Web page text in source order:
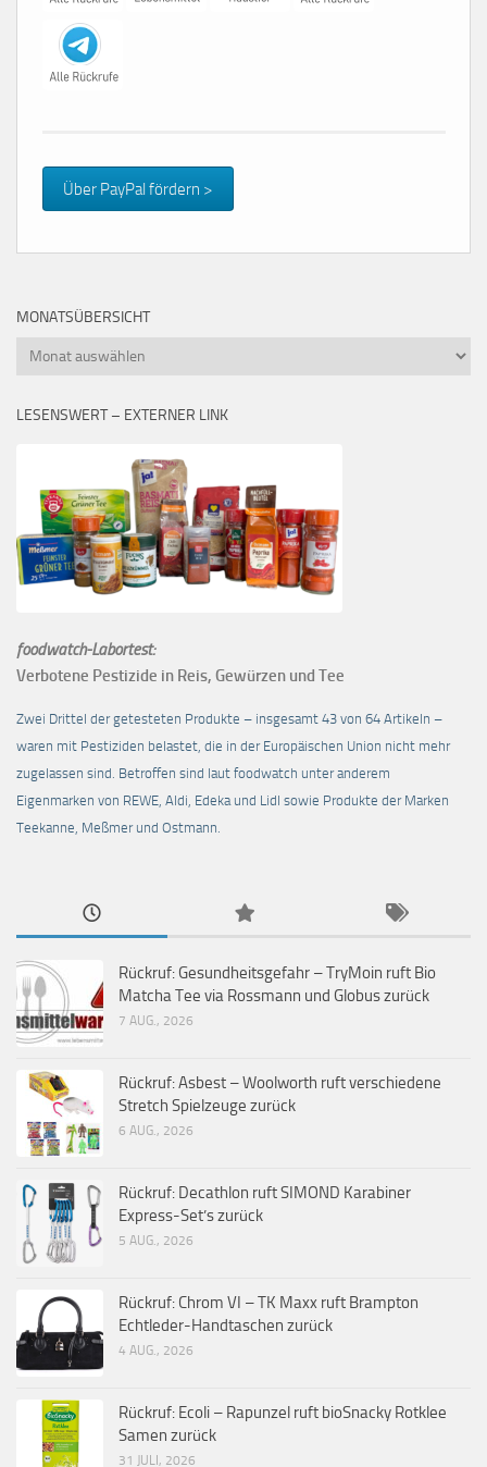
Über PayPal fördern >
MONATSÜBERSICHT
Monatsübersicht
LESENSWERT – EXTERNER LINK
foodwatch-Labortest:
Verbotene Pestizide in Reis, Gewürzen und Tee
Zwei Drittel der getesteten Produkte – insgesamt 43 von 64 Artikeln –
waren mit Pestiziden belastet, die in der Europäischen Union nicht mehr
zugelassen sind. Betroffen sind laut foodwatch unter anderem
Eigenmarken von REWE, Aldi, Edeka und Lidl sowie Produkte der Marken
Teekanne, Meßmer und Ostmann.
Rückruf: Gesundheitsgefahr – TryMoin ruft Bio
Matcha Tee via Rossmann und Globus zurück
7 AUG., 2026
Rückruf: Asbest – Woolworth ruft verschiedene
Stretch Spielzeuge zurück
6 AUG., 2026
Rückruf: Decathlon ruft SIMOND Karabiner
Express-Set’s zurück
5 AUG., 2026
Rückruf: Chrom VI – TK Maxx ruft Brampton
Echtleder-Handtaschen zurück
4 AUG., 2026
Rückruf: Ecoli – Rapunzel ruft bioSnacky Rotklee
Samen zurück
31 JULI, 2026